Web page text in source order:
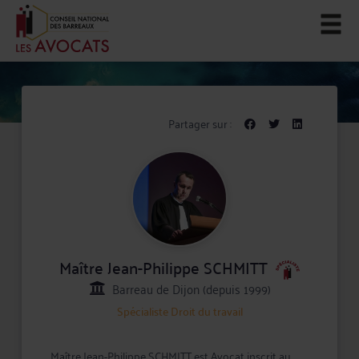
Partager sur :
Maître Jean-Philippe SCHMITT
Barreau de Dijon (depuis 1999)
SpécialisteDroit du travail